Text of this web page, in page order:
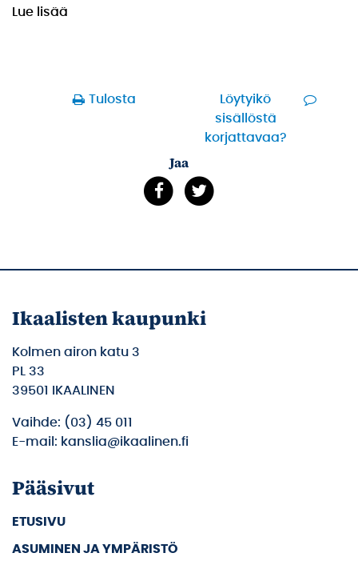
Lue lisää
Tulosta
Löytyikö
sisällöstä
korjattavaa?
Jaa
Ikaalisten kaupunki
Kolmen airon katu 3
PL 33
39501 IKAALINEN
Vaihde: (03) 45 011
E-mail: kanslia@ikaalinen.fi
Pääsivut
ETUSIVU
ASUMINEN JA YMPÄRISTÖ